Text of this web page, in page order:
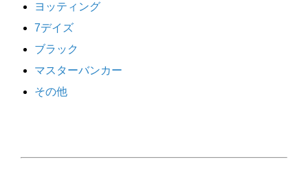
ヨッティング
7デイズ
ブラック
マスターバンカー
その他